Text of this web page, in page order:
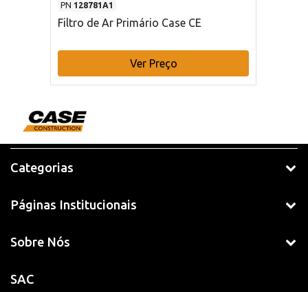
PN 128781A1
Filtro de Ar Primário Case CE
Ver Preço
Categorias
Páginas Institucionais
Sobre Nós
SAC